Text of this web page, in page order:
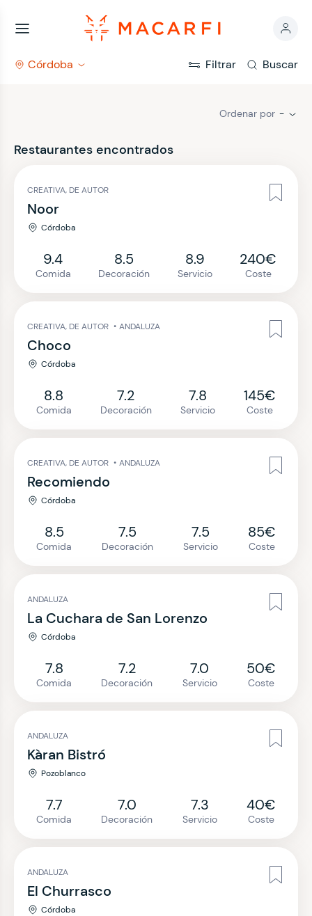
Córdoba Filtrar Buscar
Ordenar por -
Restaurantes encontrados
CREATIVA, DE AUTOR
Noor
Córdoba
9.4
Comida
8.5
Decoración
8.9
Servicio
240€
Coste
CREATIVA, DE AUTOR • ANDALUZA
Choco
Córdoba
8.8
Comida
7.2
Decoración
7.8
Servicio
145€
Coste
CREATIVA, DE AUTOR • ANDALUZA
Recomiendo
Córdoba
8.5
Comida
7.5
Decoración
7.5
Servicio
85€
Coste
ANDALUZA
La Cuchara de San Lorenzo
Córdoba
7.8
Comida
7.2
Decoración
7.0
Servicio
50€
Coste
ANDALUZA
Kàran Bistró
Pozoblanco
7.7
Comida
7.0
Decoración
7.3
Servicio
40€
Coste
ANDALUZA
El Churrasco
Córdoba